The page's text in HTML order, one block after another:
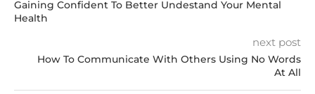
Gaining Confident To Better Undestand Your Mental
Health
next post
How To Communicate With Others Using No Words
At All